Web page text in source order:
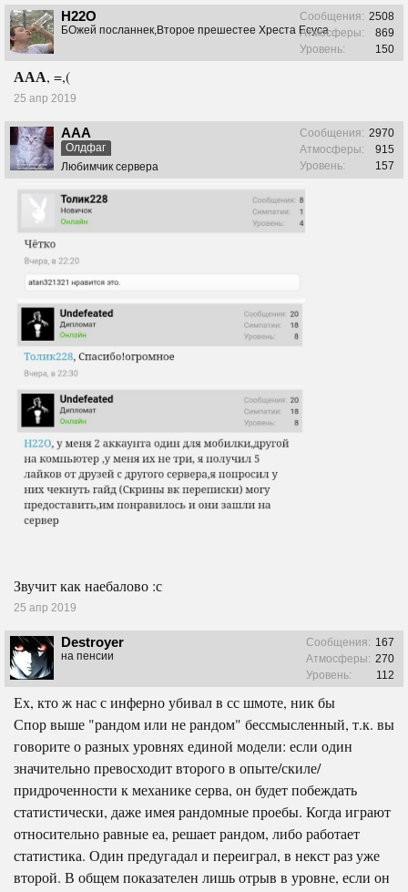
H22O
БОжей посланнек,Второе прешестее Хреста Есуса
Сообщения: 2508
Атмосферы:
869
Уровень:
150
ААА, =,(
25 апр 2019
ААА
Олдфаг
Любимчик сервера
Сообщения: 2970
Атмосферы:
915
Уровень:
157
Звучит как наебалово :с
25 апр 2019
Destroyer
на пенсии
Сообщения: 167
Атмосферы: 270
Уровень:
112
Ех, кто ж нас с инферно убивал в сс шмоте, ник бы
Спор выше "рандом или не рандом" бессмысленный, т.к. вы
говорите о разных уровнях единой модели: если один
значительно превосходит второго в опыте/скиле/
придроченности к механике серва, он будет побеждать
статистически, даже имея рандомные проебы. Когда играют
относительно равные еа, решает рандом, либо работает
статистика. Один предугадал и переиграл, в некст раз уже
второй. В общем показателен лишь отрыв в уровне, если он